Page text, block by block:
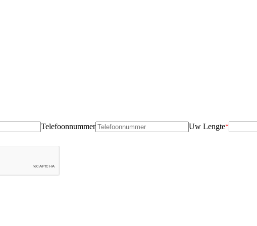
Telefoonnummer Uw Lengte